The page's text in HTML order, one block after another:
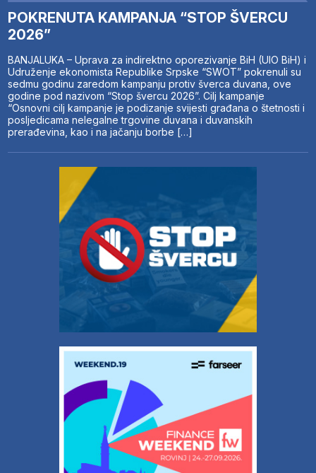
POKRENUTA KAMPANJA “STOP ŠVERCU
2026”
BANJALUKA – Uprava za indirektno oporezivanje BiH (UIO BiH) i
Udruženje ekonomista Republike Srpske “SWOT” pokrenuli su
sedmu godinu zaredom kampanju protiv šverca duvana, ove
godine pod nazivom “Stop švercu 2026”. Cilj kampanje
“Osnovni cilj kampanje je podizanje svijesti građana o štetnosti i
posljedicama nelegalne trgovine duvana i duvanskih
prerađevina, kao i na jačanju borbe […]